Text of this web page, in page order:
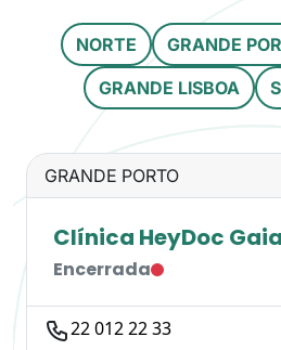
NORTE GRANDE
GRANDE LISBOA
GRANDE PORTO
Clínica HeyDoc
Encerrada
22 012 22 33